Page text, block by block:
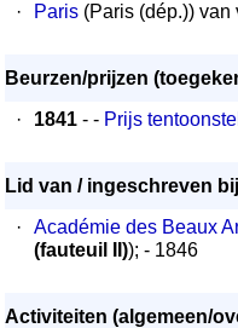
·
Paris (Paris (dép.)) van
Beurzen/prijzen
·
1841 - - Prijs
Lid van / ingeschreven
·
Académie des Beaux
(fauteuil II)); - 1846
Activiteiten (algemeen/